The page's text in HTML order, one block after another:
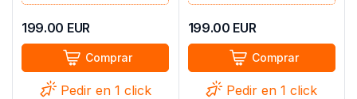
199.00 EUR
Comprar
Pedir en 1 click
199.00 EUR
Comprar
Pedir en 1 click